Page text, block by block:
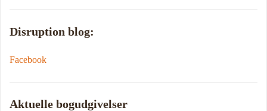
Disruption blog:
Facebook
Aktuelle bogudgivelser